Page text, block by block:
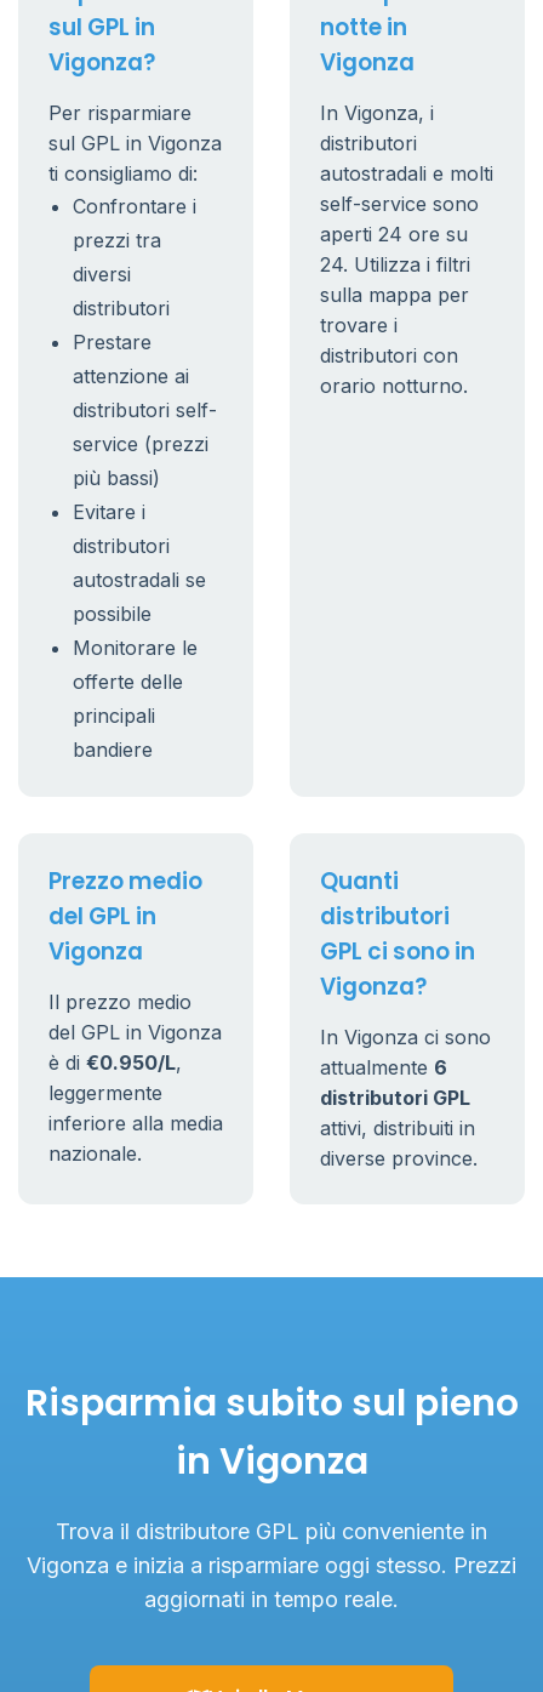
sul GPL in
Vigonza?
Per risparmiare
sul GPL in Vigonza
ti consigliamo di:
Confrontare i
prezzi tra
diversi
distributori
Prestare
attenzione ai
distributori self-
service (prezzi
più bassi)
Evitare i
distributori
autostradali se
possibile
Monitorare le
offerte delle
principali
bandiere
notte in
Vigonza
In Vigonza, i
distributori
autostradali e molti
self-service sono
aperti 24 ore su
24. Utilizza i filtri
sulla mappa per
trovare i
distributori con
orario notturno.
Prezzo medio
del GPL in
Vigonza
Il prezzo medio
del GPL in Vigonza
è di €0.950/L,
leggermente
inferiore alla media
nazionale.
Quanti
distributori
GPL ci sono in
Vigonza?
In Vigonza ci sono
attualmente 6
distributori GPL
attivi, distribuiti in
diverse province.
Risparmia subito sul pieno
in Vigonza
Trova il distributore GPL più conveniente in
Vigonza e inizia a risparmiare oggi stesso. Prezzi
aggiornati in tempo reale.